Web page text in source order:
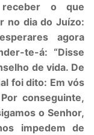
o que
no dia do Juízo:
agora
te-á: “Disse
de vida. De
foi dito: Em vós
conseguinte,
o Senhor,
impedem de